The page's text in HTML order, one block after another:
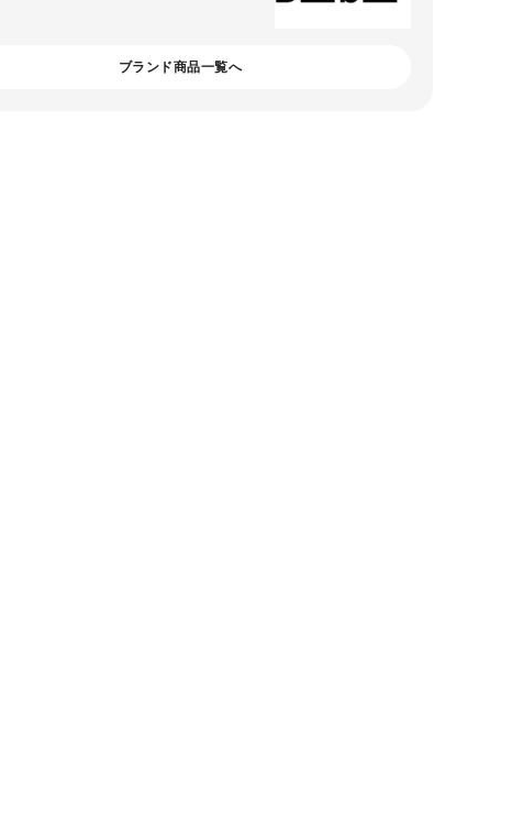
ブランド商品一覧へ